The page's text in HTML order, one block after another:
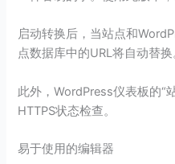
启动转换后，当站点和
点数据库中的URL将自动替换
此外，WordPress仪表板的“
HTTPS状态检查。
易于使用的编辑器